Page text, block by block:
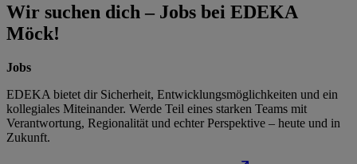
Wir suchen dich – Jobs bei EDEKA
Möck!
Jobs
EDEKA bietet dir Sicherheit, Entwicklungsmöglichkeiten und ein
kollegiales Miteinander. Werde Teil eines starken Teams mit
Verantwortung, Regionalität und echter Perspektive – heute und in
Zukunft.